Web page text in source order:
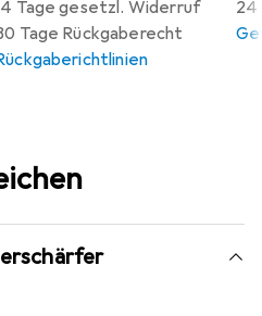
Tage gesetzl. Widerruf
Tage Rückgaberecht
24